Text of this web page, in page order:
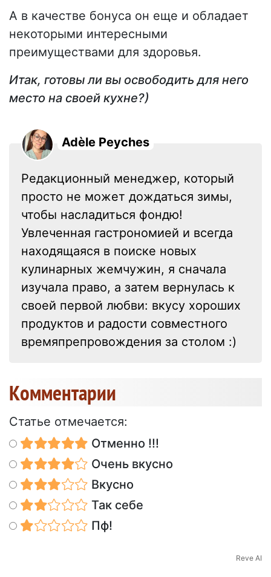
А в качестве бонуса он еще и обладает
некоторыми интересными
преимуществами для здоровья.
Итак, готовы ли вы освободить для него
место на своей кухне?)
Adèle Peyches
Редакционный менеджер, который
просто не может дождаться зимы,
чтобы насладиться фондю!
Увлеченная гастрономией и всегда
находящаяся в поиске новых
кулинарных жемчужин, я сначала
изучала право, а затем вернулась к
своей первой любви: вкусу хороших
продуктов и радости совместного
времяпрепровождения за столом :)
Kомментарии
Статье отмечается:
Отменно !!!
Очень вкусно
Вкусно
Так себе
Пф!
Reve AI